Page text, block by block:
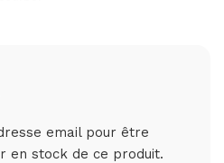
email pour être
en stock de ce produit.